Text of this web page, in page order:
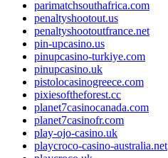
parimatchsouthafrica.com
penaltyshootout.us
penaltyshootoutfrance.net
pin-upcasino.us
pinupcasino-turkiye.com
pinupcasino.uk
pistolocasinogreece.com
pixiesoftheforest.cc
planet7casinocanada.com
planet7casinofr.com
play-ojo-casino.uk
playcroco-casino-australia.net